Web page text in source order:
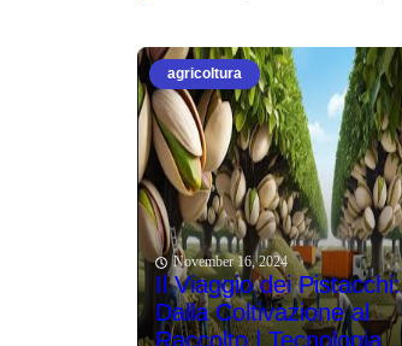
agricoltura
November 16, 2024
Il Viaggio dei Pistacchi:
Dalla Coltivazione al
Raccolto | Tecnologia...